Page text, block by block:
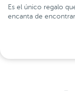
Es el único regalo
encanta de